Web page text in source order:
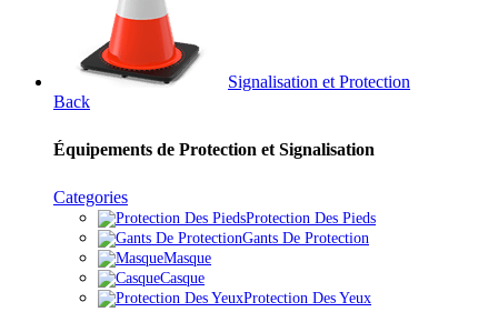
Signalisation et Protection
Back
Équipements de Protection et Signalisation
Categories
Protection Des Pieds
Gants De Protection
Masque
Casque
Protection Des Yeux